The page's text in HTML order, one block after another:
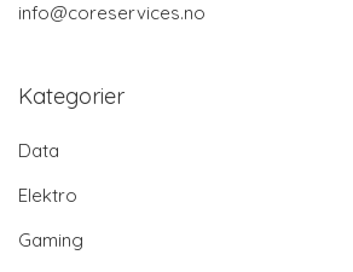
info@coreservices.no
Kategorier
Data
Elektro
Gaming